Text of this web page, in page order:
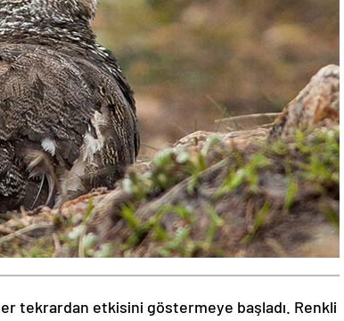
tekrardan etkisini göstermeye başladı. Renkli